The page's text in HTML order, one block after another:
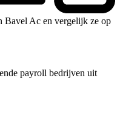
Bavel Ac en vergelijk ze op
payroll bedrijven uit